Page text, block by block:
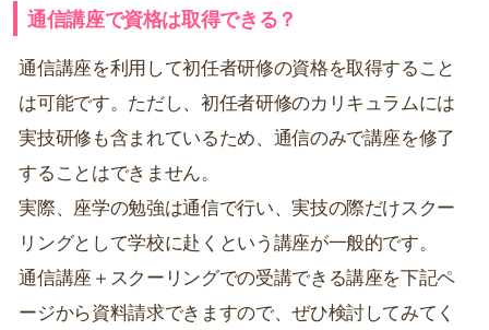
通信講座で資格は取得できる？
通信講座を利用して初任者研修の資格を取得すること
は可能です。ただし、初任者研修のカリキュラムには
実技研修も含まれているため、通信のみで講座を修了
することはできません。
実際、座学の勉強は通信で行い、実技の際だけスクー
リングとして学校に赴くという講座が一般的です。
通信講座＋スクーリングでの受講できる講座を下記ペ
ージから資料請求できますので、ぜひ検討してみてく